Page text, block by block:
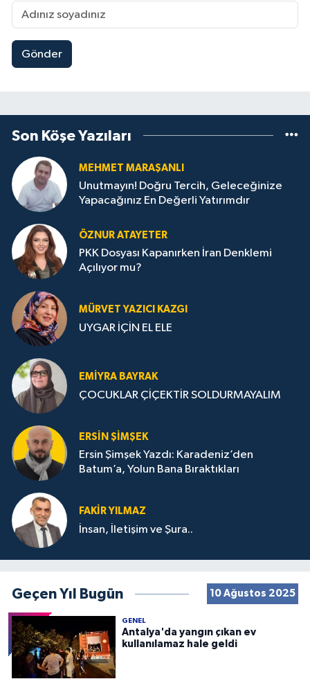
Gönder
Son Köşe Yazıları
MEHMET MARAŞANLI
Unutmayın! Doğru Tercih, Geleceğinize
Yapacağınız En Değerli Yatırımdır
ÖZNUR ATAYETER
PKK Dosyası Kapanırken İran Denklemi
Açılıyor mu?
MÜRVET YAZICI KAZGI
UYGAR İÇİN EL ELE
EMIYRA BAYRAK
ÇOCUKLAR ÇİÇEKTİR SOLDURMAYALIM
ERSIN ŞIMŞEK
Ersin Şimşek Yazdı: Karadeniz’den
Batum’a, Yolun Bana Bıraktıkları
FAKIR YILMAZ
İnsan, İletişim ve Şura..
Geçen Yıl Bugün 10 Ağustos 2025
GENEL
Antalya'da yangın çıkan ev
kullanılamaz hale geldi